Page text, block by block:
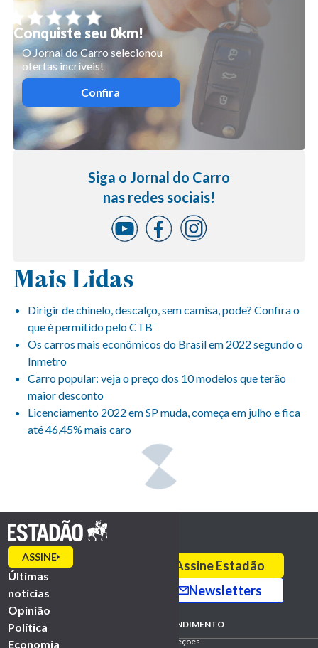
Conquiste seu 0km!
O Jornal do Carro selecionou
ofertas incríveis!
Confira
Siga o Jornal do Carro
nas redes sociais!
Mais Lidas
Dirigir de chinelo, descalço, sem camisa, pode? Confira o
que é permitido pelo CTB
Os carros mais econômicos do Brasil em 2022 segundo o
Inmetro
Carro popular: veja o preço dos 10 modelos que terão
maior desconto
Licenciamento 2022 em SP muda, começa em julho e fica
até 46,45% mais caro